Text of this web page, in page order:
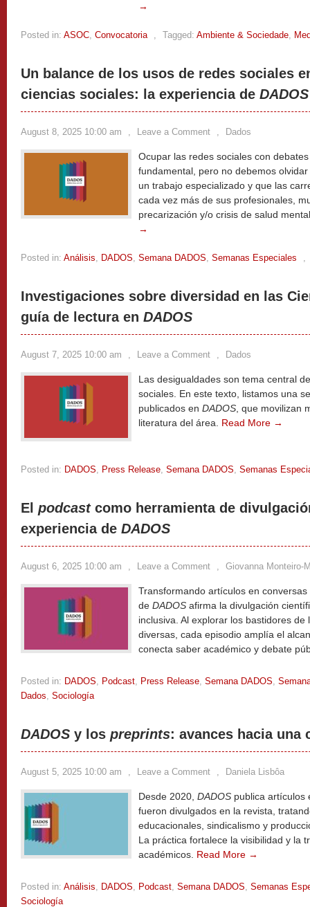
→
Posted in: ASOC, Convocatoria , Tagged: Ambiente & Sociedade,
Un balance de los usos de redes sociales
ciencias sociales: la experiencia de DADOS
August 8, 2025 10:00 am , Leave a Comment , Dados
Ocupar las redes sociales con
fundamental, pero no debemos
un trabajo especializado y que las
cada vez más de sus profesionales,
precarización y/o crisis de salud
→
Posted in: Análisis, DADOS, Semana DADOS, Semanas Especiales ,
Investigaciones sobre diversidad en las
guía de lectura en DADOS
August 7, 2025 10:00 am , Leave a Comment , Dados
Las desigualdades son tema central
sociales. En este texto, listamos una
publicados en DADOS , que movilizan
literatura del área. Read More →
Posted in: DADOS, Press Release, Semana DADOS, Semanas
El podcastcomo herramienta de
experiencia de DADOS
August 6, 2025 10:00 am , Leave a Comment , Giovanna Monteiro-
Transformando artículos en
de DADOS afirma la divulgación
inclusiva. Al explorar los bastidores
diversas, cada episodio amplía el
conecta saber académico y debate
Posted in: DADOS, Podcast, Press Release, Semana DADOS,
Dados, Sociología
DADOS y los preprints: avances hacia una
August 5, 2025 10:00 am , Leave a Comment , Daniela Lisbôa
Desde 2020, DADOS publica
fueron divulgados en la revista,
educacionales, sindicalismo y
La práctica fortalece la visibilidad y la
académicos. Read More →
Posted in: Análisis, DADOS, Podcast, Semana DADOS, Semanas
Sociología